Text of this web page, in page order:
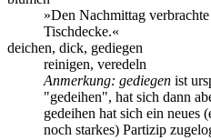
»Den Nachmittag
Tischdecke.«
deichen, dick, gediegen
reinigen, veredeln
Anmerkung: gediegen ist
"gedeihen", hat sich dann
gedeihen hat sich ein neues
noch starkes) Partizip